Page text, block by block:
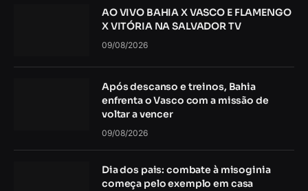
AO VIVO BAHIA X VASCO E FLAMENGO
X VITÓRIA NA SALVADOR TV
09/08/2026
Após descanso e treinos, Bahia
enfrenta o Vasco com a missão de
voltar a vencer
09/08/2026
Dia dos pais: combate à misoginia
começa pelo exemplo em casa